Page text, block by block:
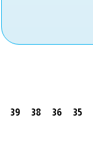
35
36
38
39